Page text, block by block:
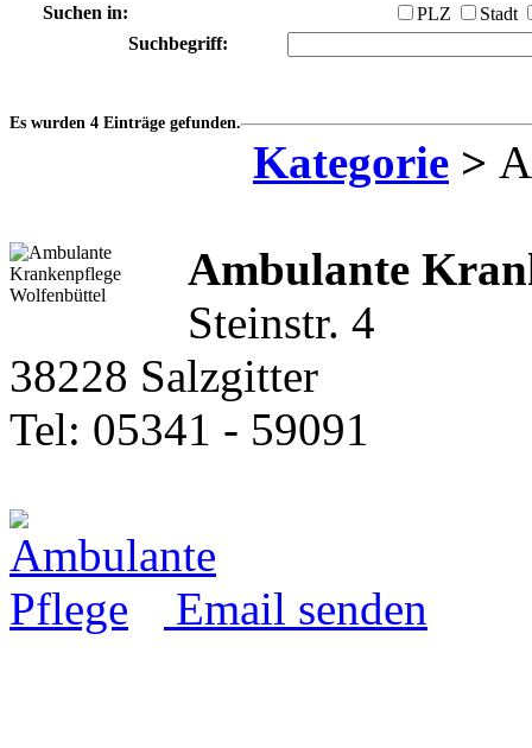
Suchen in: PLZ
Stadt
Suchbegriff:
Es wurden 4 Einträge gefunden.
Kategorie >
Ambulante
Steinstr. 4
38228 Salzgitter
Tel: 05341 - 59091
Email senden